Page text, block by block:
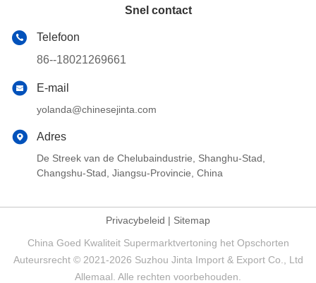
Snel contact
Telefoon
86--18021269661
E-mail
yolanda@chinesejinta.com
Adres
De Streek van de Chelubaindustrie, Shanghu-Stad,
Changshu-Stad, Jiangsu-Provincie, China
Privacybeleid | Sitemap
China Goed Kwaliteit Supermarktvertoning het Opschorten
Auteursrecht © 2021-2026 Suzhou Jinta Import & Export Co., Ltd
Allemaal. Alle rechten voorbehouden.